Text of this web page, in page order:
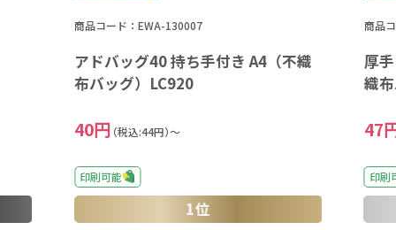
商品コード：EWA-130007
アドバッグ40 持ち手付き A4（不織
布バッグ）LC920
40円 （税込:44円）～
印刷可能
1位
商品
厚
織
47
印刷